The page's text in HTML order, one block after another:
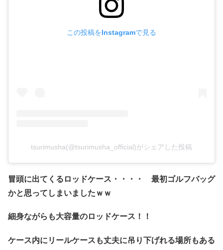
この投稿をInstagramで見る
tsurimusha(@tsurimusha_official)がシェアした投稿
冒頭に出てくるロッドケース・・・・ 最初ゴルフバッグ
かと思ってしまいましたｗｗ
細身ながらも大容量のロッドケース！！
ケース内にリールケースも丈夫に吊り下げれる場所もある